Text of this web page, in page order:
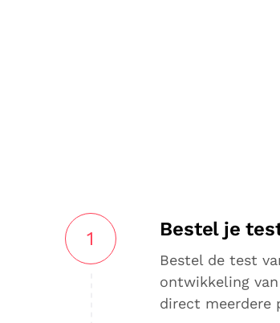
1 Bestel je
Bestel de test
ontwikkeling
direct meerdere